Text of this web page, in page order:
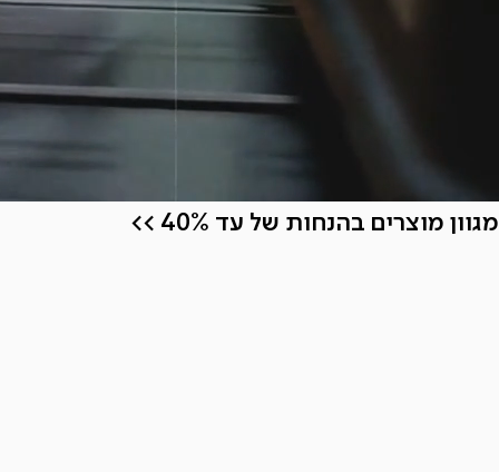
מגוון מוצרים בהנחות של עד 40% >>